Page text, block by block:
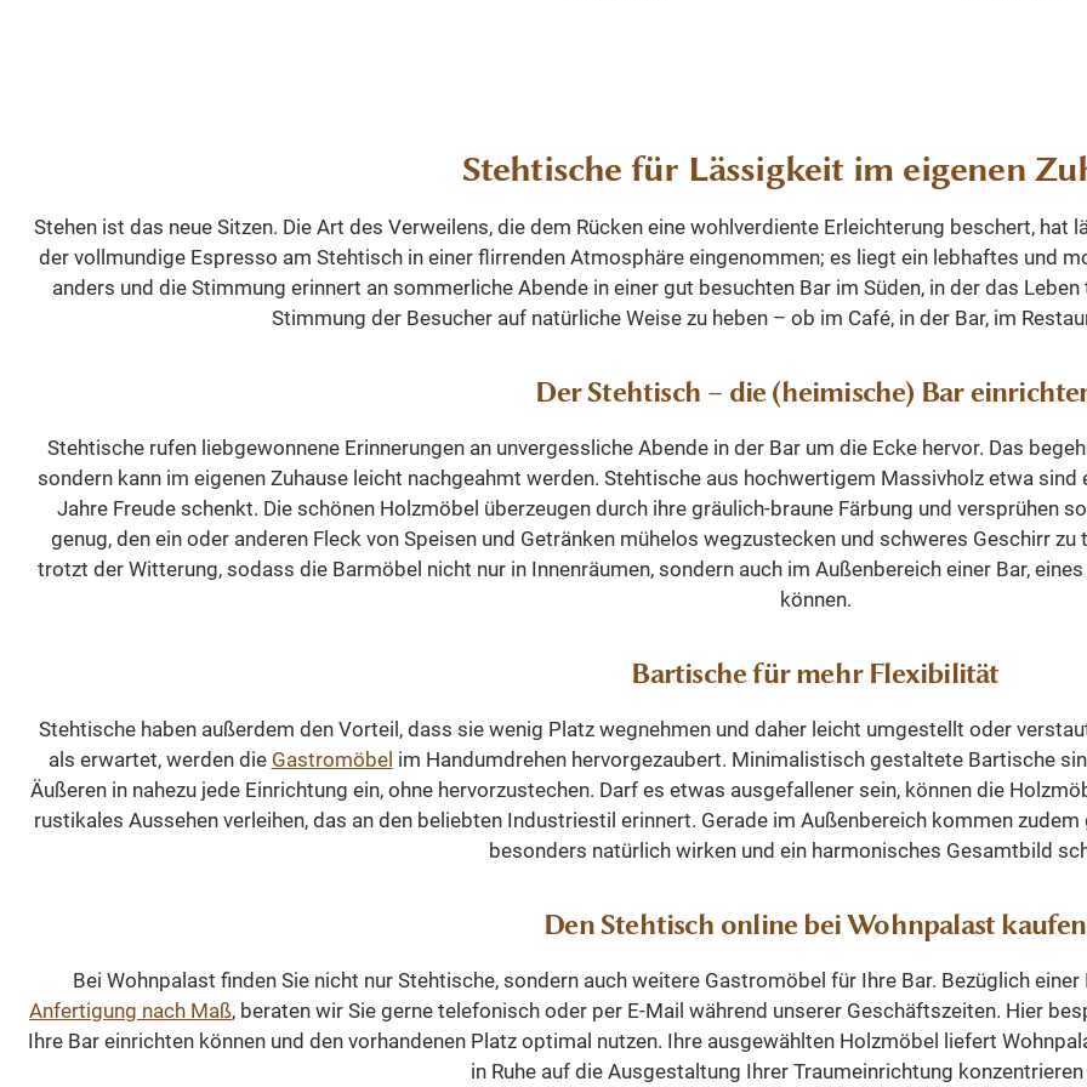
und erzeugen beinahe
den Eindruck zu
schweben. Die
Schubladen sind mit
einer Soft-Closing-
Funktion ausgestattet -
was eine angenehme
Aussicht ermöglicht
und den Schrank mit
Licht durchflutet. Der
Vitrinenschrank Neuss
Möglichkeit, die Farbe
zu wählen, die am
besten zu Ihrer
Einrichtung passt. Sie
können sogar die
Innenseite dieses
unterschiedlichen
Farben gestalten.
Dieses Modell ist in
Breiten von 100 bis
Teakholz. Durch die einzigartige
Maserung ist jedes Möbelstück ein
Unikat. Dieses Möbelstück wird
nicht nur Ihr Eigenheim in neuem
Glanz erstrahlen lassen, sondern
Sie durch seine Langlebigkeit auf
Abmessungen (L/B/H): 80/80/90
nicht nur Ihr Eigenheim
Glanz erstrahlen
Sie durch seine
Dauer erfreuen. Das Set
einem Tisch und 2
Abmessungen Tisch
70/70/92 cm
Massivholz recyceltes
Stehtische für Lässigkeit im eigenen
Stehen ist das neue Sitzen. Die Art des Verweilens, die dem Rücken eine wohlverdiente Erleichterung beschert,
der vollmundige Espresso am Stehtisch in einer flirrenden Atmosphäre eingenommen; es liegt ein lebhaftes und
anders und die Stimmung erinnert an sommerliche Abende in einer gut besuchten Bar im Süden, in der das
Stimmung der Besucher auf natürliche Weise zu heben – ob im Café, in der Bar, im
Der Stehtisch – die (heimische) Bar
Stehtische rufen liebgewonnene Erinnerungen an unvergessliche Abende in der Bar um die Ecke hervor. Das
sondern kann im eigenen Zuhause leicht nachgeahmt werden. Stehtische aus hochwertigem Massivholz etwa
Jahre Freude schenkt. Die schönen Holzmöbel überzeugen durch ihre gräulich-braune Färbung und versprühen
genug, den ein oder anderen Fleck von Speisen und Getränken mühelos wegzustecken und schweres Geschirr
trotzt der Witterung, sodass die Barmöbel nicht nur in Innenräumen, sondern auch im Außenbereich einer Bar,
können.
Bartische für mehr Flexibilität
Stehtische haben außerdem den Vorteil, dass sie wenig Platz wegnehmen und daher leicht umgestellt oder
als erwartet, werden die Gastromöbel im Handumdrehen hervorgezaubert. Minimalistisch gestaltete Bartische
Äußeren in nahezu jede Einrichtung ein, ohne hervorzustechen. Darf es etwas ausgefallener sein, können die
rustikales Aussehen verleihen, das an den beliebten Industriestil erinnert. Gerade im Außenbereich kommen
besonders natürlich wirken und ein harmonisches Gesamtbild
Den Stehtisch online bei Wohnpalast kaufen
Bei Wohnpalast finden Sie nicht nur Stehtische, sondern auch weitere Gastromöbel für Ihre Bar. Bezüglich
Anfertigung nach Maß, beraten wir Sie gerne telefonisch oder per E-Mail während unserer Geschäftszeiten. Hier
Ihre Bar einrichten können und den vorhandenen Platz optimal nutzen. Ihre ausgewählten Holzmöbel liefert
in Ruhe auf die Ausgestaltung Ihrer Traumeinrichtung konzentrieren